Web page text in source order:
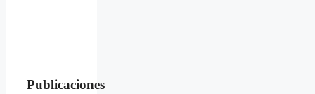
Publicaciones